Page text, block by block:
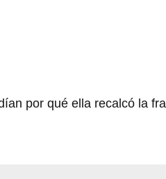
por qué ella recalcó la